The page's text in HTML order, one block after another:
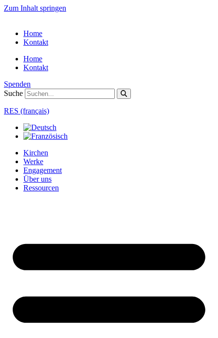
Zum Inhalt springen
Home
Kontakt
Home
Kontakt
Spenden
Suche
RES (français)
Kirchen
Werke
Engagement
Über uns
Ressourcen